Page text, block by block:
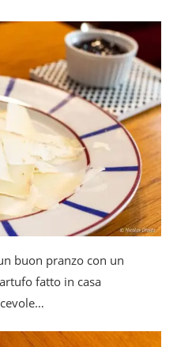
buon pranzo con un
fatto in casa